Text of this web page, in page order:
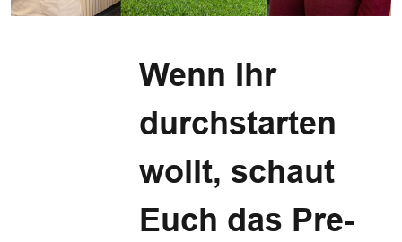
Wenn Ihr
durchstarten
wollt, schaut
Euch das Pre-